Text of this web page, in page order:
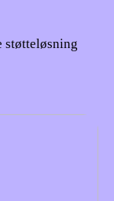
støtteløsning